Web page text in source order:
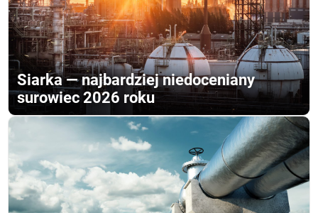
Siarka — najbardziej niedoceniany
surowiec 2026 roku